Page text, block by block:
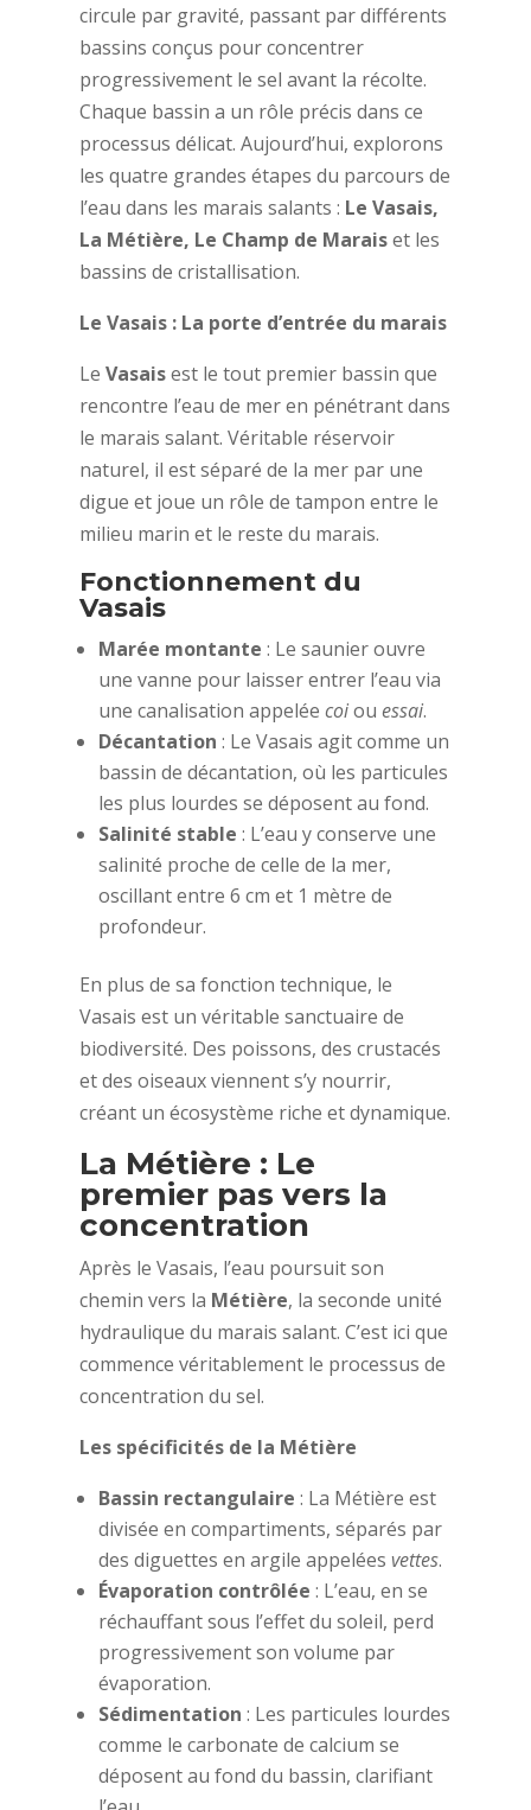
circule par gravité, passant par différents
bassins conçus pour concentrer
progressivement le sel avant la récolte.
Chaque bassin a un rôle précis dans ce
processus délicat. Aujourd’hui, explorons
les quatre grandes étapes du parcours de
l’eau dans les marais salants : Le Vasais,
La Métière, Le Champ de Maraiset les
bassins de cristallisation.
Le Vasais : La porte d’entrée du marais
LeVasaisest le tout premier bassin que
rencontre l’eau de mer en pénétrant dans
le marais salant. Véritable réservoir
naturel, il est séparé de la mer par une
digue et joue un rôle de tampon entre le
milieu marin et le reste du marais.
Fonctionnement du
Vasais
Marée montante : Le saunier ouvre
une vanne pour laisser entrer l’eau via
une canalisation appeléecoiouessai.
Décantation : Le Vasais agit comme un
bassin de décantation, où les particules
les plus lourdes se déposent au fond.
Salinité stable : L’eau y conserve une
salinité proche de celle de la mer,
oscillant entre 6 cm et 1 mètre de
profondeur.
En plus de sa fonction technique, le
Vasais est un véritable sanctuaire de
biodiversité. Des poissons, des crustacés
et des oiseaux viennent s’y nourrir,
créant un écosystème riche et dynamique.
La Métière : Le
premier pas vers la
concentration
Après le Vasais, l’eau poursuit son
chemin vers la Métière, la seconde unité
hydraulique du marais salant. C’est ici que
commence véritablement le processus de
concentration du sel.
Les spécificités de la Métière
Bassin rectangulaire : La Métière est
divisée en compartiments, séparés par
des diguettes en argile appeléesvettes.
Évaporation contrôlée : L’eau, en se
réchauffant sous l’effet du soleil, perd
progressivement son volume par
évaporation.
Sédimentation : Les particules lourdes
comme le carbonate de calcium se
déposent au fond du bassin, clarifiant